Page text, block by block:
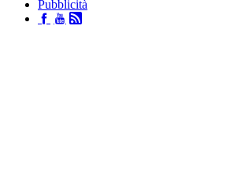
Pubblicità